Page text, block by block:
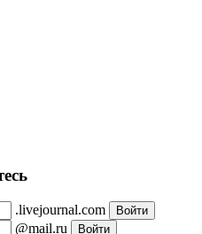
.livejournal.com
@mail.ru